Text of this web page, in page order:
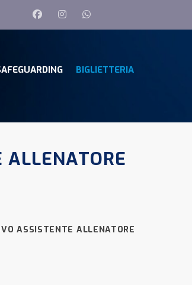
BIGLIETTERIA
ALLENATORE
ASSISTENTE ALLENATORE